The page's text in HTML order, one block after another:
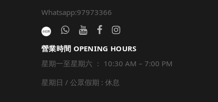
Whatsapp:97973366
營業時間 OPENING HOURS
星期一至星期六 ： 10:30 AM – 7:00 PM
星期日 / 公眾假期 : 休息